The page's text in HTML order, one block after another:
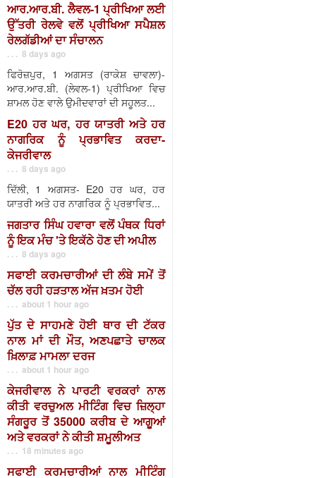
ਆਰ.ਆਰ.ਬੀ. ਲੈਵਲ-1 ਪ੍ਰੀਖਿਆ ਲਈ
ਉੱਤਰੀ ਰੇਲਵੇ ਵਲੋਂ ਪ੍ਰੀਖਿਆ ਸਪੈਸ਼ਲ
ਰੇਲਗੱਡੀਆਂ ਦਾ ਸੰਚਾਲਨ
. . . 8 days ago
ਫਿਰੋਜ਼ਪੁਰ, 1 ਅਗਸਤ (ਰਾਕੇਸ਼ ਚਾਵਲਾ)-
ਆਰ.ਆਰ.ਬੀ. (ਲੇਵਲ-1) ਪ੍ਰੀਖਿਆ ਵਿਚ
ਸ਼ਾਮਲ ਹੋਣ ਵਾਲੇ ਉਮੀਦਵਾਰਾਂ ਦੀ ਸਹੂਲਤ...
E20 ਹਰ ਘਰ, ਹਰ ਯਾਤਰੀ ਅਤੇ ਹਰ
ਨਾਗਰਿਕ ਨੂੰ ਪ੍ਰਭਾਵਿਤ ਕਰਦਾ-
ਕੇਜਰੀਵਾਲ
. . . 8 days ago
ਦਿੱਲੀ, 1 ਅਗਸਤ- E20 ਹਰ ਘਰ, ਹਰ
ਯਾਤਰੀ ਅਤੇ ਹਰ ਨਾਗਰਿਕ ਨੂੰ ਪ੍ਰਭਾਵਿਤ...
ਜਗਤਾਰ ਸਿੰਘ ਹਵਾਰਾ ਵਲੋਂ ਪੰਥਕ ਧਿਰਾਂ
ਨੂੰ ਇਕ ਮੰਚ 'ਤੇ ਇਕੱਠੇ ਹੋਣ ਦੀ ਅਪੀਲ
. . . 8 days ago
ਸਫਾਈ ਕਰਮਚਾਰੀਆਂ ਦੀ ਲੰਬੇ ਸਮੇਂ ਤੋਂ
ਚੱਲ ਰਹੀ ਹੜਤਾਲ ਅੱਜ ਖ਼ਤਮ ਹੋਈ
. . . about 1 hour ago
ਪੁੱਤ ਦੇ ਸਾਹਮਣੇ ਹੋਈ ਥਾਰ ਦੀ ਟੱਕਰ
ਨਾਲ ਮਾਂ ਦੀ ਮੌਤ, ਅਣਪਛਾਤੇ ਚਾਲਕ
ਖ਼ਿਲਾਫ਼ ਮਾਮਲਾ ਦਰਜ
. . . about 1 hour ago
ਕੇਜਰੀਵਾਲ ਨੇ ਪਾਰਟੀ ਵਰਕਰਾਂ ਨਾਲ
ਕੀਤੀ ਵਰਚੁਅਲ ਮੀਟਿੰਗ ਵਿਚ ਜ਼ਿਲ੍ਹਾ
ਸੰਗਰੂਰ ਤੋਂ 35000 ਕਰੀਬ ਦੇ ਆਗੂਆਂ
ਅਤੇ ਵਰਕਰਾਂ ਨੇ ਕੀਤੀ ਸ਼ਮੂਲੀਅਤ
. . . 18 minutes ago
ਸਫਾਈ ਕਰਮਚਾਰੀਆਂ ਨਾਲ ਮੀਟਿੰਗ